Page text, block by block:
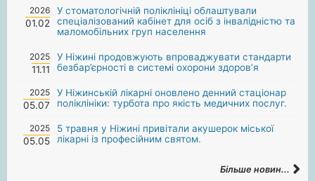
2026
01.02
У стоматологічній поліклініці облаштували
спеціалізований кабінет для осіб з інвалідністю та
маломобільних груп населення
2025
11.11
У Ніжині продовжують впроваджувати стандарти
безбар’єрності в системі охорони здоров’я
2025
05.07
У Ніжинській лікарні оновлено денний стаціонар
поліклініки: турбота про якість медичних послуг.
2025
05.05
5 травня у Ніжині привітали акушерок міської
лікарні із професійним святом.
Більше новин...